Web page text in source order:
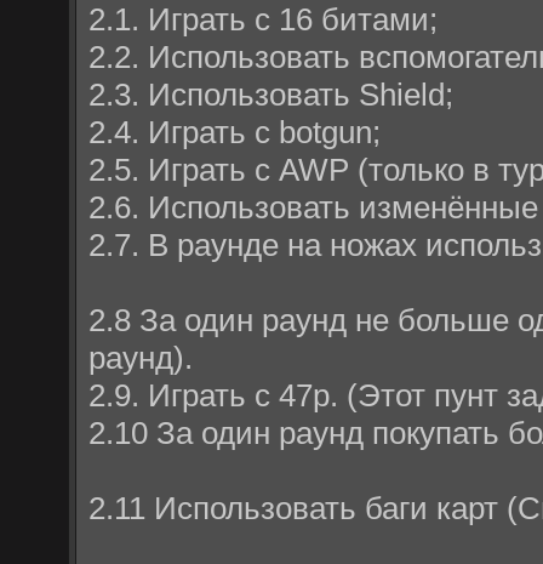
2.1. Играть с 16 битами;
2.2. Использовать
2.3. Использовать Shield;
2.4. Играть с botgun;
2.5. Играть с AWP (только в
2.6. Использовать
2.7. В раунде на ножах
2.8 За один раунд не больше
раунд).
2.9. Играть с 47p. (Этот пунт
2.10 За один раунд покупать
2.11 Использовать баги карт